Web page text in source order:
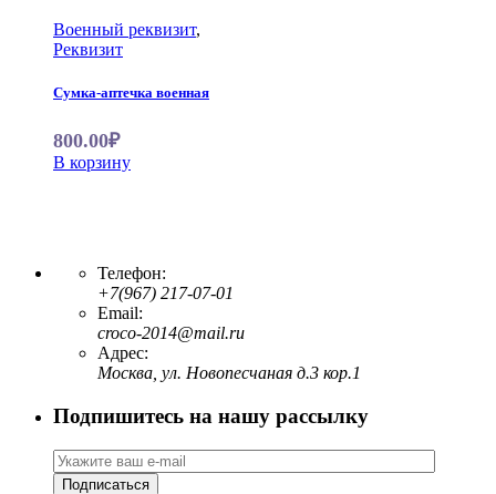
Военный реквизит,
Реквизит
Сумка-аптечка военная
800.00₽
В корзину
Телефон:
+7(967) 217-07-01
Email:
croco-2014@mail.ru
Адрес:
Москва, ул. Новопесчаная д.3 кор.1
Подпишитесь на нашу рассылку